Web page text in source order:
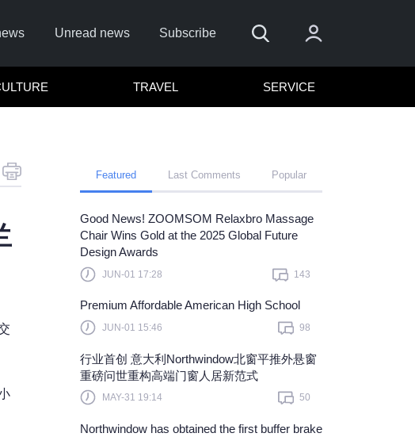
Unread news Subscribe
Sign In
Click here to sign in with
Forget Password?
Learn more
TRAVEL SERVICE
Featured Last Comments Popular
Good News! ZOOMSOM Relaxbro Massage
Chair Wins Gold at the 2025 Global Future
Design Awards
JUN-01 17:28 143
Premium Affordable American High School
JUN-01 15:46 98
​行业首创 意大利Northwindow北窗平推外悬窗
重磅问世重构高端门窗人居新范式
MAY-31 19:14 50
Northwindow has obtained the first buffer brake